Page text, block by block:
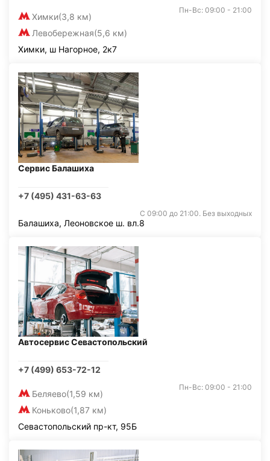
Химки(3,8 км)
Левобережная(5,6 км)
Пн-Вс: 09:00 - 21:00
Химки, ш Нагорное, 2к7
Сервис Балашиха
+7 (495) 431-63-63
С 09:00 до 21:00. Без выходных
Балашиха, Леоновское ш. вл.8
Автосервис Севастопольский
+7 (499) 653-72-12
Беляево(1,59 км)
Коньково(1,87 км)
Пн-Вс: 09:00 - 21:00
Севастопольский пр-кт, 95Б